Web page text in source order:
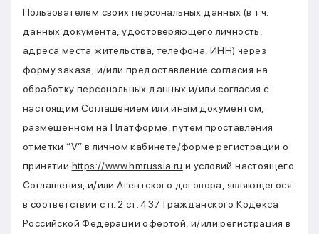
Пользователем своих персональных данных (в т.ч.
данных документа, удостоверяющего личность,
адреса места жительства, телефона, ИНН) через
форму заказа, и/или предоставление согласия на
обработку персональных данных и/или согласия с
настоящим Соглашением или иным документом,
размещенном на Платформе, путем проставления
отметки “V” в личном кабинете/форме регистрации о
принятии https://www.hmrussia.ru и условий настоящего
Соглашения, и/или Агентского договора, являющегося
в соответствии с п. 2 ст. 437 Гражданского Кодекса
Российской Федерации офертой, и/или регистрация в